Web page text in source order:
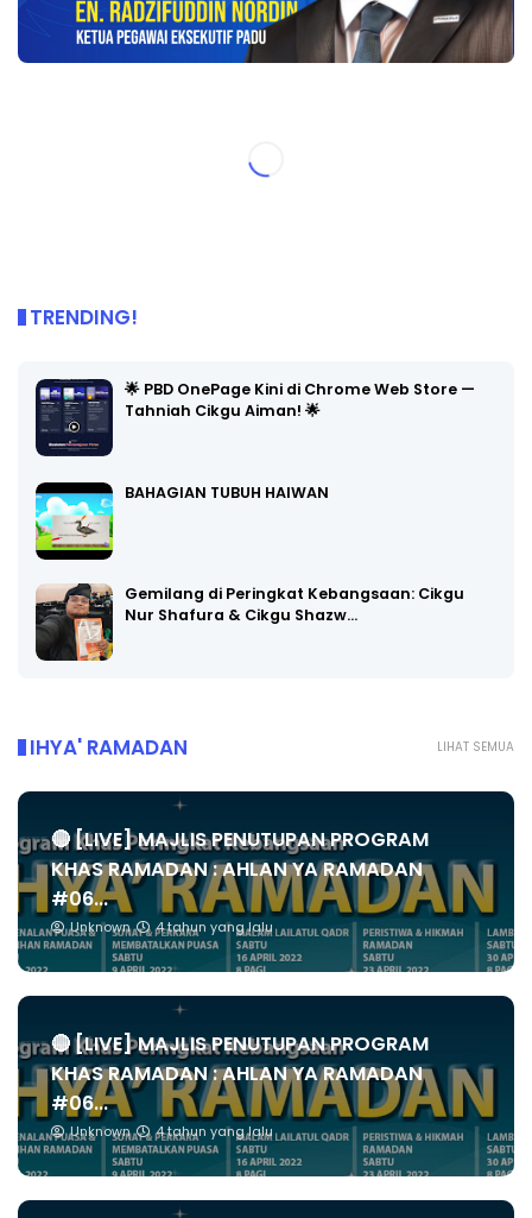
TRENDING!
🌟 PBD OnePage Kini di Chrome Web Store —
Tahniah Cikgu Aiman! 🌟
BAHAGIAN TUBUH HAIWAN
Gemilang di Peringkat Kebangsaan: Cikgu
Nur Shafura & Cikgu Shazw…
LIHAT SEMUA
IHYA' RAMADAN
🔴 [LIVE] MAJLIS PENUTUPAN PROGRAM
KHAS RAMADAN : AHLAN YA RAMADAN
#06...
Unknown 4 tahun yang lalu
🔴 [LIVE] MAJLIS PENUTUPAN PROGRAM
KHAS RAMADAN : AHLAN YA RAMADAN
#06...
Unknown 4 tahun yang lalu